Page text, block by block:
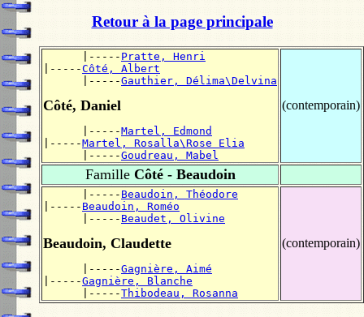
Retour à la page principale
      |-----
Pratte, Henri
|-----Côté, Albert
      |-----
Gauthier, Délima\Delvina
Côté, Daniel
      |-----
Martel, Edmond
|-----Martel, Rosalla\Rose Elia
      |-----
Goudreau, Mabel
(contemporain)
FamilleCôté - Beaudoin
      |-----
Beaudoin, Théodore
|----- Beaudoin, Roméo
      |-----
Beaudet, Olivine
Beaudoin, Claudette
      |-----
Gagnière, Aimé
|-----Gagnière, Blanche
      |-----
Thibodeau, Rosanna
(contemporain)